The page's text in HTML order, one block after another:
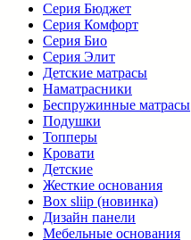
Серия Бюджет
Серия Комфорт
Серия Био
Серия Элит
Детские матрасы
Наматрасники
Беспружинные матрасы
Подушки
Топперы
Кровати
Детские
Жесткие основания
Box sliip (новинка)
Дизайн панели
Мебельные основания